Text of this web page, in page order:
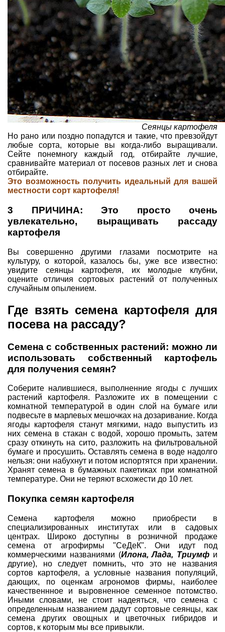
Сеянцы картофеля
Но рано или поздно попадутся и такие, что превзойдут
любые сорта, которые вы когда-либо выращивали.
Сейте понемногу каждый год, отбирайте лучшие,
сравнивайте материал от посевов разных лет и снова
отбирайте.
Это возможность получить идеальный для вашей
местности сорт картофеля!
3 ПРИЧИНА: Это просто очень
увлекательно, выращивать рассаду
картофеля
Вы совершенно другими глазами посмотрите на
культуру, о которой, казалось бы, уже все известно:
увидите сеянцы картофеля, их молодые клубни,
оцените отличия сортовых растений от полученных
случайным опылением.
Где взять семена картофеля для
посева на рассаду?
Семена с собственных растений: можно ли
использовать собственный картофель
для получения семян?
Соберите налившиеся, выполненние ягоды с лучших
растений картофеля. Разложите их в помещении с
комнатной температурой в один слой на бумаге или
подвесьте в марлевых мешочках на дозаривание. Когда
ягоды картофеля станут мягкими, надо выпустить из
них семена в стакан с водой, хорошо промыть, затем
сразу откинуть на сито, разложить на фильтровальной
бумаге и просушить. Оставлять семена в воде надолго
нельзя: они набухнут и потом испортятся при хранении.
Хранят семена в бумажных пакетиках при комнатной
температуре. Они не теряют всхожести до 10 лет.
Покупка семян картофеля
Семена картофеля можно приобрести в
специализированных институтах или в садовых
центрах. Широко доступны в розничной продаже
семена от агрофирмы "СеДеК". Они идут под
коммерческими названиями (Илона, Лада, Триумф и
другие), но следует помнить, что это не названия
сортов картофеля, а условные названия популяций,
дающих, по оценкам агрономов фирмы, наиболее
качественнное и выровненное семенное потомство.
Иными словами, не стоит надеяться, что семена с
определенным названием дадут сортовые сеянцы, как
семена других овощных и цветочных гибридов и
сортов, к которым мы все привыкли.